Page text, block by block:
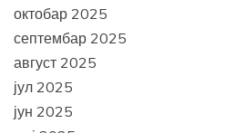
октобар 2025
септембар 2025
август 2025
јул 2025
јун 2025